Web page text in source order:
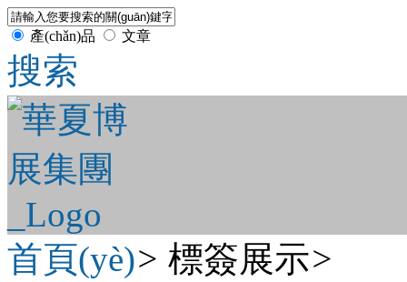
產(chǎn)品 文章
搜索
首頁(yè)> 標簽展示>